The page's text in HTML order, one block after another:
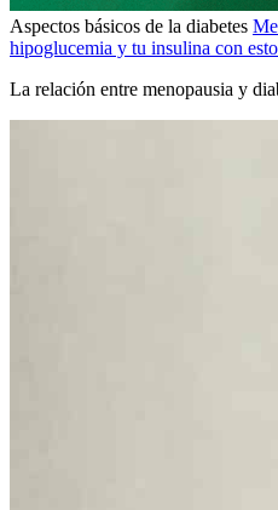
Aspectos básicos de la diabetes
hipoglucemia y tu insulina con
La relación entre menopausia y